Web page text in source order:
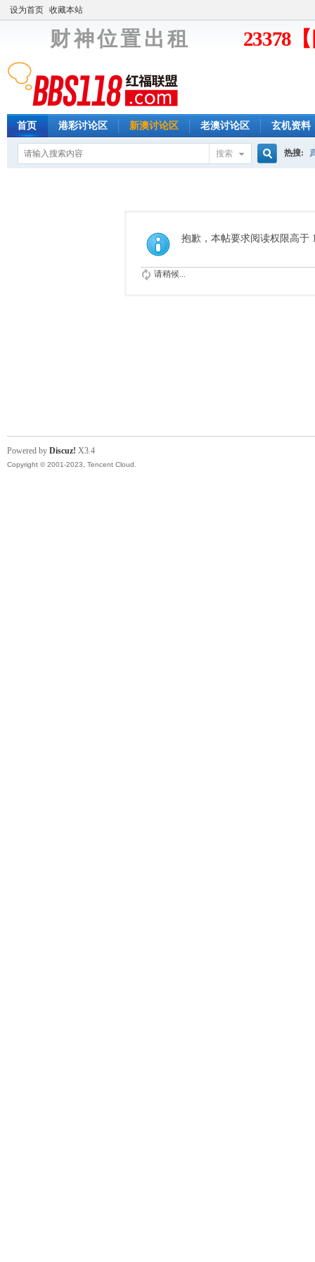
设为首页 收藏本站
财 神 位 置 出 租 23378
首页 港彩讨论区 新澳讨论区 老澳讨论区 玄机资料
搜索
索
热搜:
抱歉，本帖要求阅读权限高于
请稍候...
Powered by Discuz! X3.4
Copyright © 2001-2023, Tencent Cloud.